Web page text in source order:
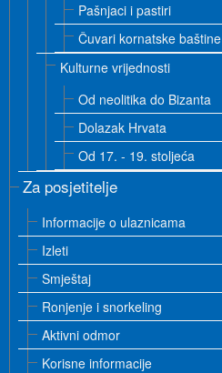
Pašnjaci i pastiri
Čuvari kornatske baštine
Kulturne vrijednosti
Od neolitika do Bizanta
Dolazak Hrvata
Od 17. - 19. stoljeća
Za posjetitelje
Informacije o ulaznicama
Izleti
Smještaj
Ronjenje i snorkeling
Aktivni odmor
Korisne informacije